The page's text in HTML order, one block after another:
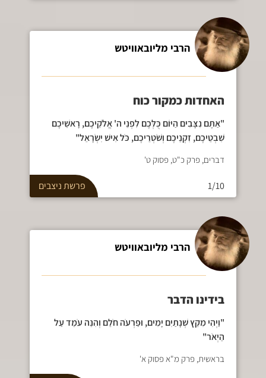
הרבי מליובאוויטש
האחדות כמקור כוח
"אַתֶּם נִצָּבִים הַיּוֹם כֻּלְּכֶם לִפְנֵי ה' אֱלֹקֵיכֶם, רָאשֵׁיכֶם
שִׁבְטֵיכֶם, זִקְנֵיכֶם וְשֹׁטְרֵיכֶם, כֹּל אִישׁ יִשְׂרָאֵל"
דברים, פרק כ"ט, פסוק ט'
1/10 פרשתניצבים
הרבי מליובאוויטש
בידינו הדבר
"וַיְהִי מִקֵּץ שְׁנָתַיִם יָמִים, וּפַרְעֹה חֹלֵם וְהִנֵּה עֹמֵד עַל
הַיְאֹר"
בראשית, פרק מ"א פסוק א'